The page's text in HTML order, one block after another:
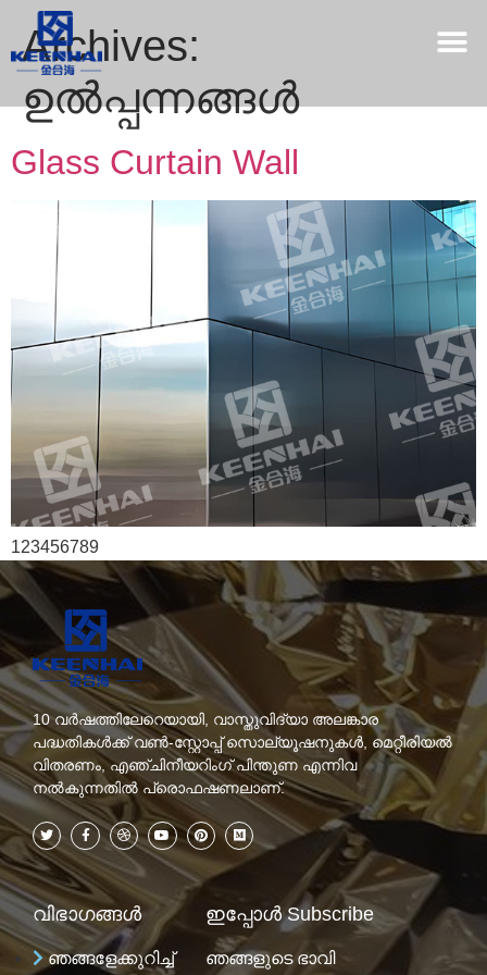
Archives:
ഉൽപ്പന്നങ്ങൾ
Glass Curtain Wall
123456789
10 വർഷത്തിലേറെയായി, വാസ്തുവിദ്യാ അലങ്കാര
പദ്ധതികൾക്ക് വൺ-സ്റ്റോപ്പ് സൊല്യൂഷനുകൾ, മെറ്റീരിയൽ
വിതരണം, എഞ്ചിനീയറിംഗ് പിന്തുണ എന്നിവ
നൽകുന്നതിൽ പ്രൊഫഷണലാണ്.
വിഭാഗങ്ങൾ
ഞങ്ങളേക്കുറിച്ച്
ഇപ്പോൾ Subscribe
ഞങ്ങളുടെ ഭാവി